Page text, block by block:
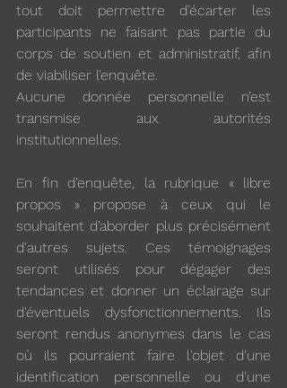
tout doit permettre d’écarter les
participants ne faisant pas partie du
corps de soutien et administratif, afin
de viabiliser l’enquête.
Aucune donnée personnelle n’est
transmise aux autorités
institutionnelles.
En fin d’enquête, la rubrique « libre
propos » propose à ceux qui le
souhaitent d’aborder plus précisément
d'autres sujets. Ces témoignages
seront utilisés pour dégager des
tendances et donner un éclairage sur
d'éventuels dysfonctionnements. Ils
seront rendus anonymes dans le cas
où ils pourraient faire l'objet d'une
identification personnelle ou d'une